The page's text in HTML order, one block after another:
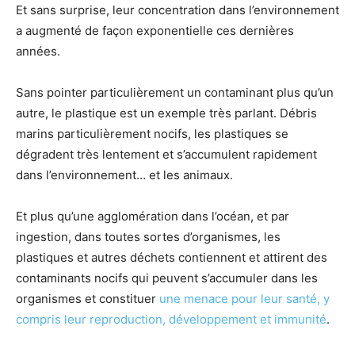
Et sans surprise, leur concentration dans l’environnement
a augmenté de façon exponentielle ces dernières
années.
Sans pointer particulièrement un contaminant plus qu’un
autre, le plastique est un exemple très parlant. Débris
marins particulièrement nocifs, les plastiques se
dégradent très lentement et s’accumulent rapidement
dans l’environnement… et les animaux.
Et plus qu’une agglomération dans l’océan, et par
ingestion, dans toutes sortes d’organismes, les
plastiques et autres déchets contiennent et attirent des
contaminants nocifs qui peuvent s’accumuler dans les
organismes et constituer une menace pour leur santé, y
compris leur reproduction, développement et immunité.